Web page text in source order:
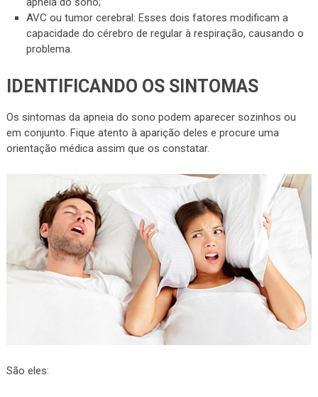
AVC ou tumor cerebral: Esses dois fatores modificam a
capacidade do cérebro de regular à respiração, causando o
problema.
IDENTIFICANDO OS SINTOMAS
Os sintomas da apneia do sono podem aparecer sozinhos ou
em conjunto. Fique atento à aparição deles e procure uma
orientação médica assim que os constatar.
São eles: